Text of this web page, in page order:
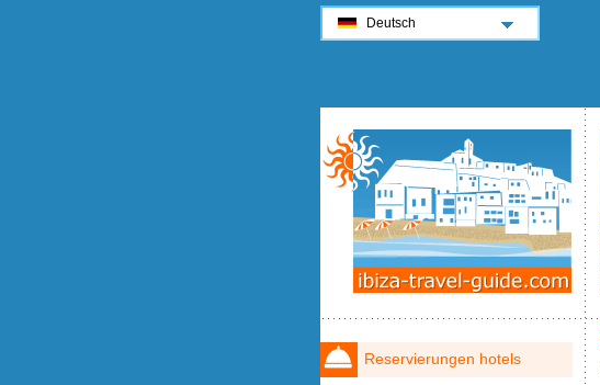
Reservierungen hotels
Deutsch